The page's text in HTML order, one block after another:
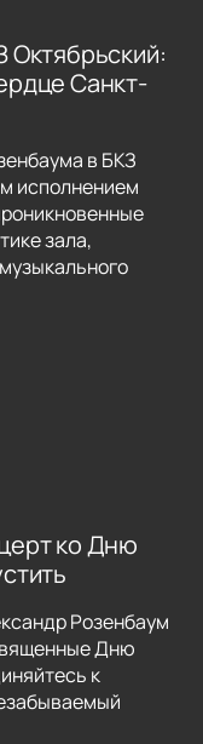
Октябрьский:
Санкт-
в БКЗ
исполнением
зала,
ко Дню
Розенбаум
Дню
к